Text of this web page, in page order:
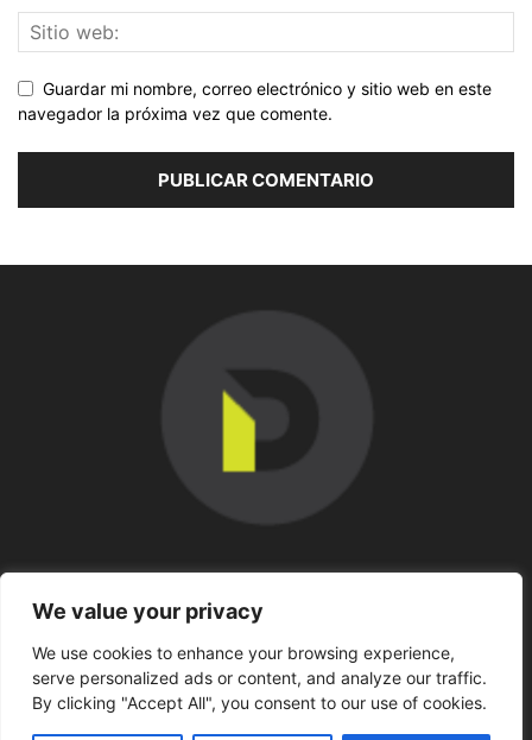
We value your privacy
We use cookies to enhance your browsing experience,
serve personalized ads or content, and analyze our traffic.
By clicking "Accept All", you consent to our use of cookies.
Guardar mi nombre, correo electrónico y sitio web en este
navegador la próxima vez que comente.
SÍGUENOS